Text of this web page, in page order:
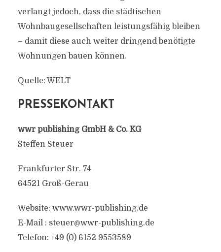
verlangt jedoch, dass die städtischen
Wohnbaugesellschaften leistungsfähig bleiben
– damit diese auch weiter dringend benötigte
Wohnungen bauen können.
Quelle: WELT
PRESSEKONTAKT
wwr publishing GmbH & Co. KG
Steffen Steuer
Frankfurter Str. 74
64521 Groß-Gerau
Website: www.wwr-publishing.de
E-Mail : steuer@wwr-publishing.de
Telefon: +49 (0) 6152 9553589